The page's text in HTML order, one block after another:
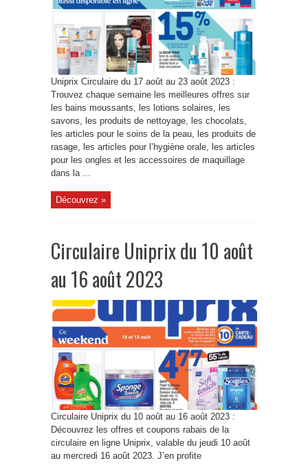
Uniprix Circulaire du 17 août au 23 août 2023 :
Trouvez chaque semaine les meilleures offres sur
les bains moussants, les lotions solaires, les
savons, les produits de nettoyage, les chocolats,
les articles pour le soins de la peau, les produits de
rasage, les articles pour l’hygiène orale, les articles
pour les ongles et les accessoires de maquillage
dans la ...
Découvrez »
Circulaire Uniprix du 10 août
au 16 août 2023
Circulaire Uniprix du 10 août au 16 août 2023 :
Découvrez les offres et coupons rabais de la
circulaire en ligne Uniprix, valable du jeudi 10 août
au mercredi 16 août 2023. J’en profite